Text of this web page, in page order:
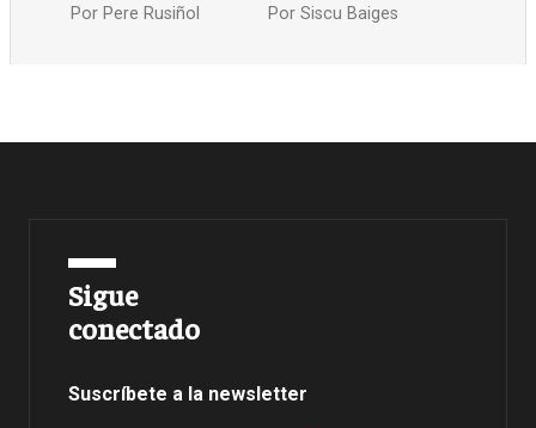
Por Pere Rusiñol Por Siscu Baiges
Sigue
conectado
Suscríbete a la newsletter